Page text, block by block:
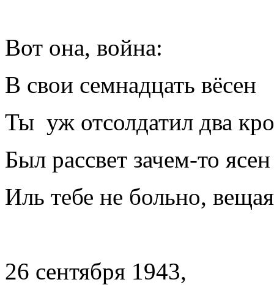
Вот она, война:
В свои семнадцать вёсен
Ты уж отсолдатил два
Был рассвет зачем-то
Иль тебе не больно,
26 сентября 1943,